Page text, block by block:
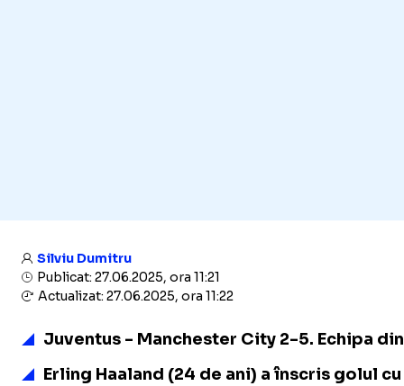
Silviu Dumitru
Publicat: 27.06.2025, ora 11:21
Actualizat: 27.06.2025, ora 11:22
Juventus - Manchester City 2-5. Echipa
Erling Haaland (24 de ani) a înscris golul